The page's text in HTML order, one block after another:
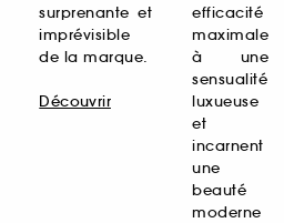
surprenante et
imprévisible
de la marque.
Découvrir
efficacité
maximale
à une
sensualité
luxueuse
et
incarnent
une
beauté
moderne